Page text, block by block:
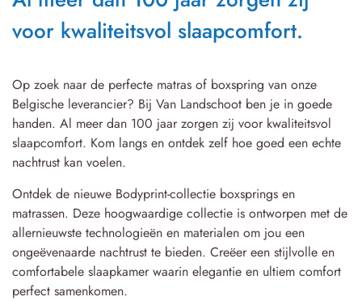
voor kwaliteitsvol slaapcomfort.
Op zoek naar de perfecte matras of boxspring van onze
Belgische leverancier? Bij Van Landschoot ben je in goede
handen. Al meer dan 100 jaar zorgen zij voor kwaliteitsvol
slaapcomfort. Kom langs en ontdek zelf hoe goed een echte
nachtrust kan voelen.
Ontdek de nieuwe Bodyprint-collectie boxsprings en
matrassen. Deze hoogwaardige collectie is ontworpen met de
allernieuwste technologieën en materialen om jou een
ongeëvenaarde nachtrust te bieden. Creëer een stijlvolle en
comfortabele slaapkamer waarin elegantie en ultiem comfort
perfect samenkomen.